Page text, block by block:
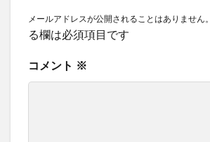
メールアドレスが公開されることはありません。
る欄は必須項目です
コメント ※